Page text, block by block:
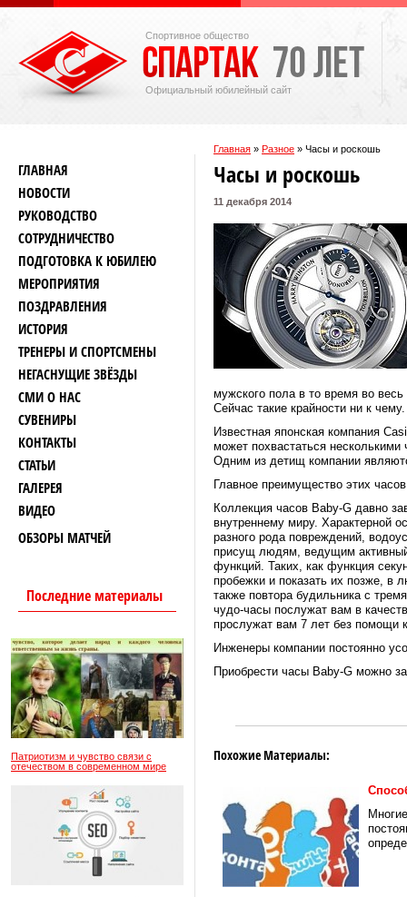
Спортивное общество
Официальный юбилейный сайт
Главная » Разное » Часы и роскошь
ГЛАВНАЯ
НОВОСТИ
РУКОВОДСТВО
СОТРУДНИЧЕСТВО
ПОДГОТОВКА К ЮБИЛЕЮ
МЕРОПРИЯТИЯ
ПОЗДРАВЛЕНИЯ
ИСТОРИЯ
ТРЕНЕРЫ И СПОРТСМЕНЫ
НЕГАСНУЩИЕ ЗВЁЗДЫ
СМИ О НАС
СУВЕНИРЫ
КОНТАКТЫ
СТАТЬИ
ГАЛЕРЕЯ
ВИДЕО
ОБЗОРЫ МАТЧЕЙ
Последние материалы
Патриотизм и чувство связи с
отечеством в современном мире
Часы и роскошь
11 декабря 2014
мужского пола в то время во
Сейчас такие крайности ни к
Известная японская компания
может похвастаться
Одним из детищ компании
Главное преимущество этих
Коллекция часов Baby-G давно
внутреннему миру. Характерной
разного рода повреждений,
присущ людям, ведущим
функций. Таких, как функция
пробежки и показать их позже, в
также повтора будильника с
чудо-часы послужат вам в
прослужат вам 7 лет без помощи
Инженеры компании постоянно
Приобрести часы Baby-G можно
Похожие Материалы: